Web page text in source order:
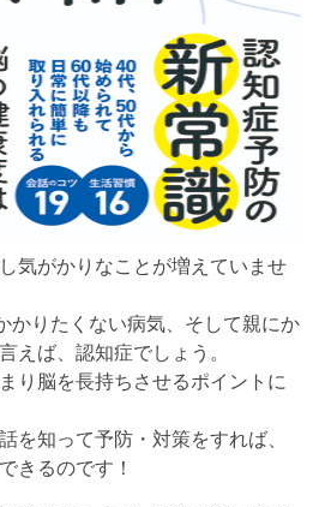
気がかりなことが増えていませ
かりたくない病気、そして親にか
えば、認知症でしょう。
り脳を長持ちさせるポイントに
を知って予防・対策をすれば、
きるのです！